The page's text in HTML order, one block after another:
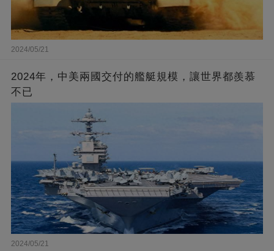
2024/05/21
2024年，中美兩國交付的艦艇規模，讓世界都羨慕
不已
2024/05/21